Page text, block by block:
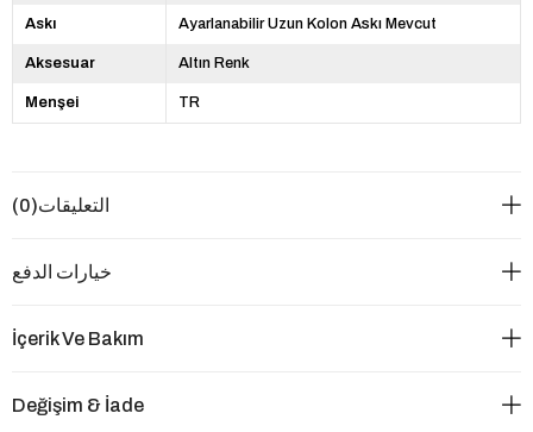
Askı Ayarlanabilir Uzun Kolon Askı Mevcut
Aksesuar Altın Renk
Menşei TR
التعليقات(0)
خيارات الدفع
İçerik Ve Bakım
Değişim & İade